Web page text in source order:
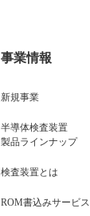
事業情報
新規事業
半導体検査装置
製品ラインナップ
検査装置とは
ROM書込みサービス